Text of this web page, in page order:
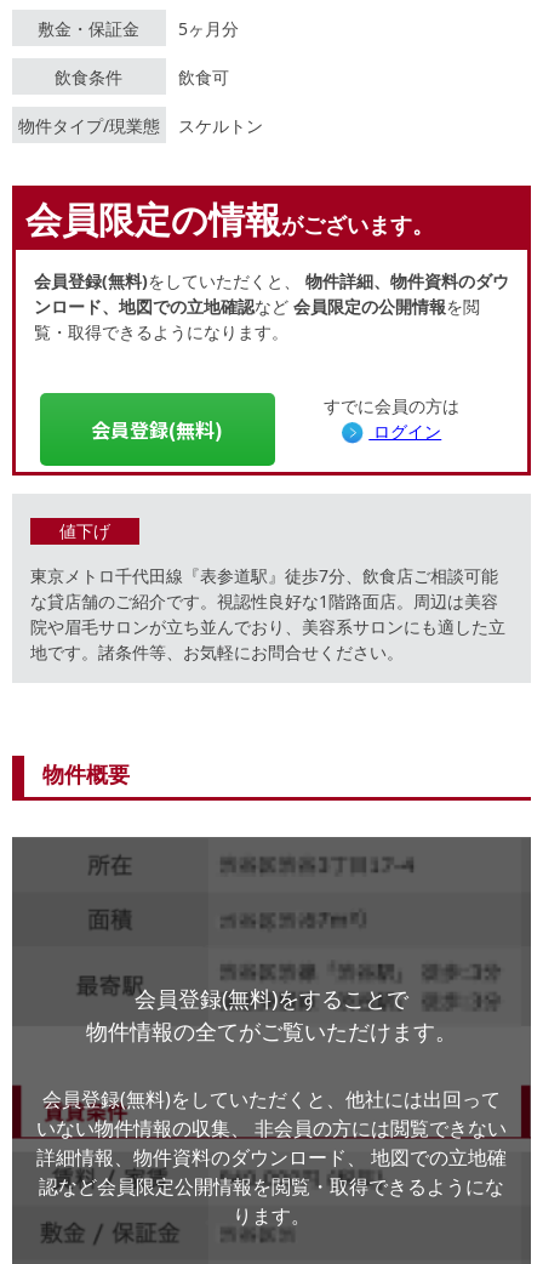
敷金・保証金 5ヶ月分
飲食条件 飲食可
物件タイプ/現業態 スケルトン
会員限定の情報がございます。
会員登録(無料)をしていただくと、 物件詳細、物件資料のダウ
ンロード、地図での立地確認など 会員限定の公開情報を閲
覧・取得できるようになります。
会員登録(無料)
すでに会員の方は
ログイン
値下げ
東京メトロ千代田線『表参道駅』徒歩7分、飲食店ご相談可能
な貸店舗のご紹介です。視認性良好な1階路面店。周辺は美容
院や眉毛サロンが立ち並んでおり、美容系サロンにも適した立
地です。諸条件等、お気軽にお問合せください。
物件概要
会員登録(無料)をすることで
物件情報の全てがご覧いただけます。
会員登録(無料)をしていただくと、他社には出回って
いない物件情報の収集、
非会員の方には閲覧できない
詳細情報、物件資料のダウンロード、
地図での立地確
認など会員限定公開情報を閲覧・取得できるようにな
ります。